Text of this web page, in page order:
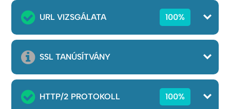
URL VIZSGÁLATA 100%
SSL TANÚSÍTVÁNY
HTTP/2 PROTOKOLL 100%